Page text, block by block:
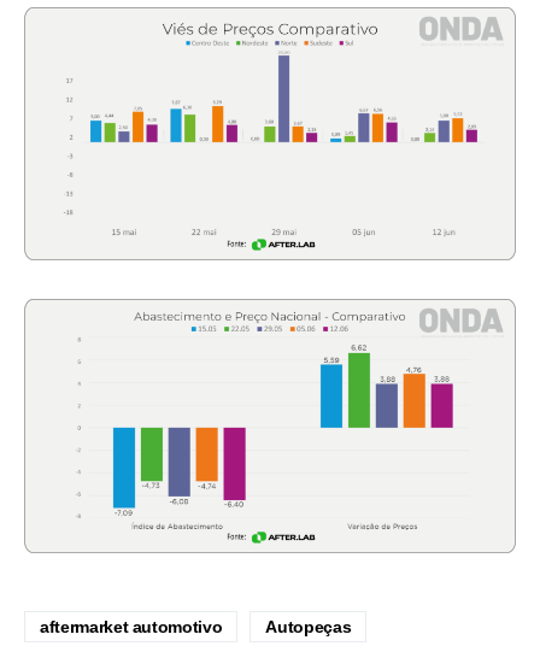
aftermarket automotivo Autopeças